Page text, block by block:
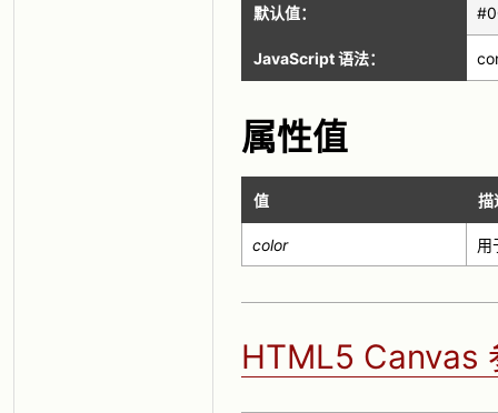
默认值：
JavaScript 语法：
属性值
值 描
color 用
HTML5 Canvas